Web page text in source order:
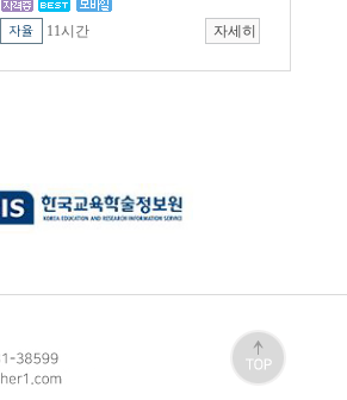
11시간